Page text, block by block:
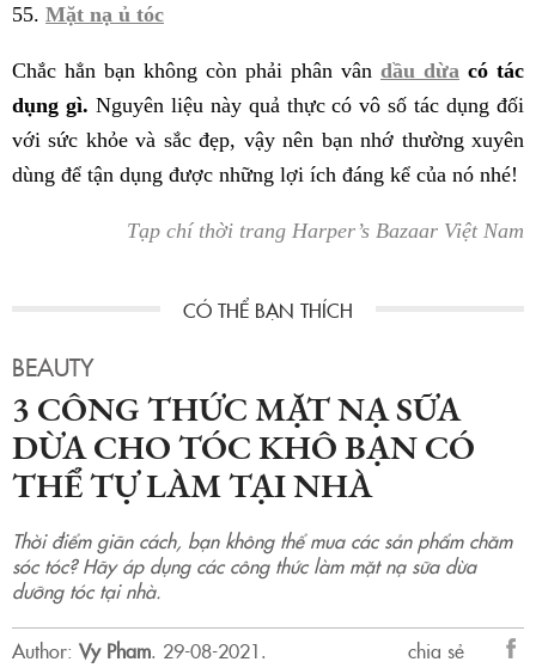
55. Mặt nạ ủ tóc
Chắc hẳn bạn không còn phải phân vân dầu dừa có tác
dụng gì. Nguyên liệu này quả thực có vô số tác dụng đối
với sức khỏe và sắc đẹp, vậy nên bạn nhớ thường xuyên
dùng để tận dụng được những lợi ích đáng kể của nó nhé!
Tạp chí thời trang Harper’s Bazaar Việt Nam
BEAUTY
3 CÔNG THỨC MẶT NẠ SỮA
DỪA CHO TÓC KHÔ BẠN CÓ
THỂ TỰ LÀM TẠI NHÀ
Thời điểm giãn cách, bạn không thể mua các sản phẩm chăm
sóc tóc? Hãy áp dụng các công thức làm mặt nạ sữa dừa
dưỡng tóc tại nhà.
Author: Vy Pham. 29-08-2021.
chia sẻ